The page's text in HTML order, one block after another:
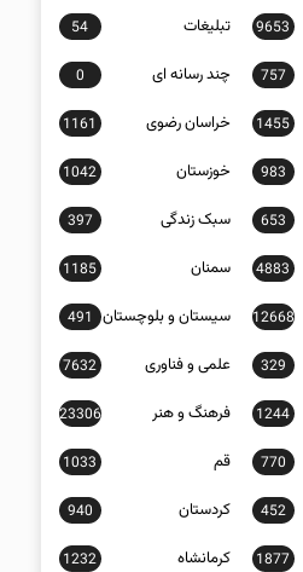
9653 تبلیغات 54
757 چند رسانه ای 0
1455 خراسان رضوی 1161
983 خوزستان 1042
653 سبک زندگی 397
4883 سمنان 1185
12668 سیستان و بلوچستان 491
329 علمی و فناوری 7632
1244 فرهنگ و هنر 23306
770 قم 1033
452 کردستان 940
1877 کرمانشاه 1232